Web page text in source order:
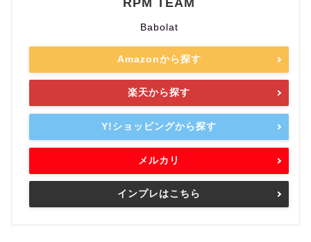
Babolat
Amazonから探す
楽天から探す
Y!ショッピングから探す
メルカリ
インプレはこちら